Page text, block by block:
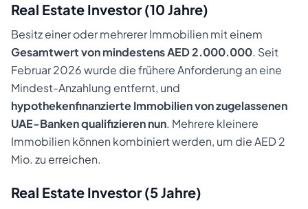
Real Estate Investor (10 Jahre)
Besitz einer oder mehrerer Immobilien mit einem
Gesamtwert von mindestens AED 2.000.000. Seit
Februar 2026 wurde die frühere Anforderung an eine
Mindest-Anzahlung entfernt, und
hypothekenfinanzierte Immobilien von zugelassenen
UAE-Banken qualifizieren nun. Mehrere kleinere
Immobilien können kombiniert werden, um die AED 2
Mio. zu erreichen.
Real Estate Investor (5 Jahre)